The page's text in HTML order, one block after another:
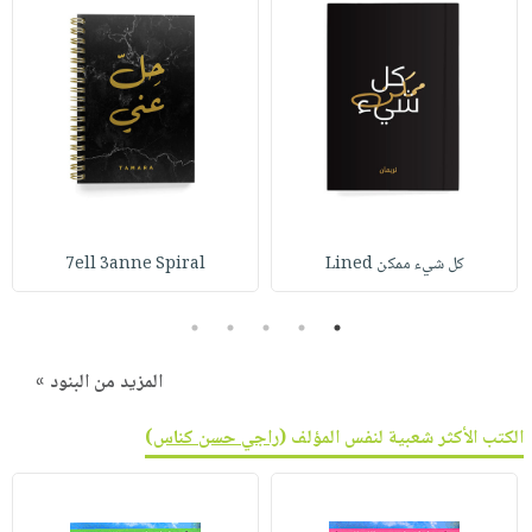
كل شيء ممكن Lined 7ell 3anne Spiral
1
2
3
4
5
المزيد من البنود »
الكتب الأكثر شعبية لنفس المؤلف (راجي حسن كناس)